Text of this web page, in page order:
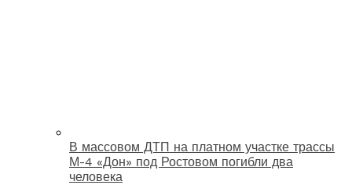
В массовом ДТП на платном участке трассы
М-4 «Дон» под Ростовом погибли два
человека